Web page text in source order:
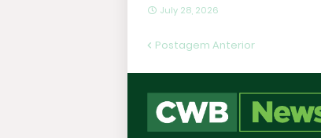
July 28, 2026
Postagem Anterior